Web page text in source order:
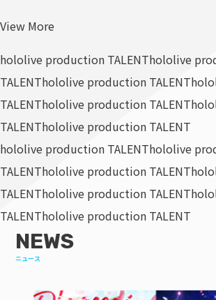
View More
hololive production TALENThololive
TALENThololive production TALENT
TALENThololive production TALENT
TALENThololive production TALENT
hololive production TALENThololive
TALENThololive production TALENT
TALENThololive production TALENT
TALENThololive production TALENT
NEWS
ニュース